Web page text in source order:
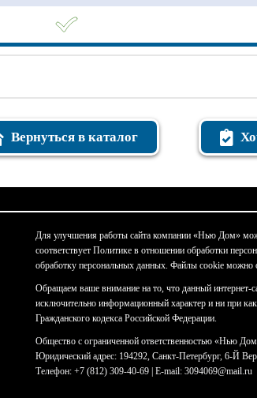
Вернуться в каталог
Для улучшения работы сайта компании «Нью Дом»
соответствует Политике в отношении обработки
обработку персональных данных. Файлы cookie можно
Обращаем ваше внимание на то, что данный интернет-
исключительно информационный характер и ни при
Гражданского кодекса Российской Федерации.
Общество с ограниченной ответственностью «Нью
Юридический адрес: 194292, Санкт-Петербург, 6-Й
Телефон: +7 (812) 309-40-69 | E-mail: 3094069@mail.ru